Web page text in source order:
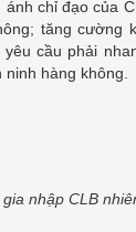
chỉ đạo của
tăng cường
cầu phải
ninh hàng không.
nhập CLB